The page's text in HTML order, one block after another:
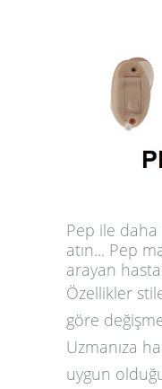
Pep ile daha
atın... Pep
arayan
Özellikler
göre
Uzmanıza
uygun